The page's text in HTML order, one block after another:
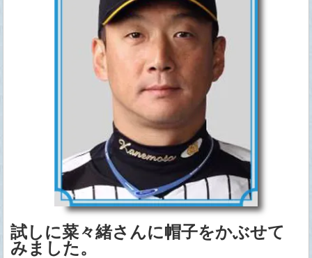
試しに菜々緒さんに帽子をかぶせて
みました。